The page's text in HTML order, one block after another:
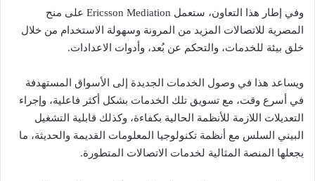
وفي إطار هذا التعاون، ستعمل Ericsson Mediation على منح
المصرية للاتصالات المزيد من المرونة وسهولة الاستخدام من خلال
خلق بيئة للخدمات، والتحكم عن بُعد، وأدوات الاعدادات.
ويساعد هذا في وصول الخدمات الجديدة إلى الأسواق المستهدفة
في أسرع وقت، مع تسويق تلك الخدمات بشكل أكثر فاعلية، وإجراء
التعديلات اللازمة للأنظمة الحالية بكفاءة، وكذلك قابلية التشغيل
البيني السلس مع أنظمة تكنولوجيا المعلومات القديمة والحديثة، ما
يجعلها المنصة المثالية لخدمات الاتصالات المتطورة.